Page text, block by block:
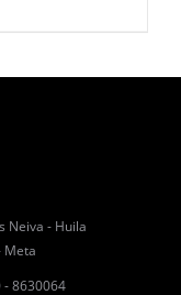
Neiva - Huila
Meta
- 8630064